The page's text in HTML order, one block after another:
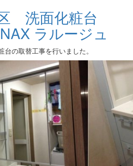
洗面化粧台
ラルージュ
の取替工事を行いました。